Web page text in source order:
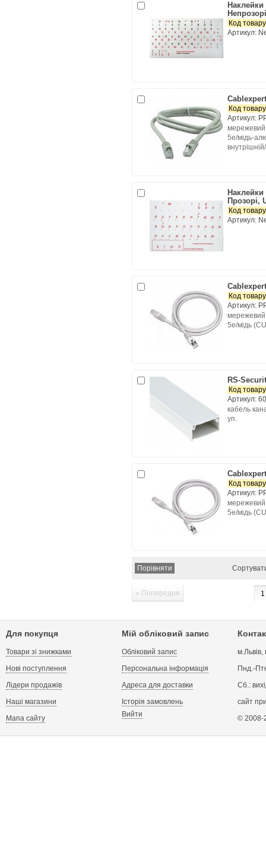
Наклейки
Код
Артикул:
Код
Артикул:
мережевий
5e/мідь-
Наклейки
Прозорі,
Код
Артикул:
Код
Артикул:
мережевий
5e/мідь
RS-
Код
Артикул:
кабель
уп.
Код
Артикул:
мережевий
5e/мідь
« Попередня 1
Для покупця
Товари зі знижками
Нові поступлення
Лідери продажів
Наші магазини
Мапа сайту
Мій обліковий запис
Обліковий запис
Персональна інформація
Адреса для доставки
Історія замовлень
Вийти
Пнд.-
Сб.:
сайт
© 2008-